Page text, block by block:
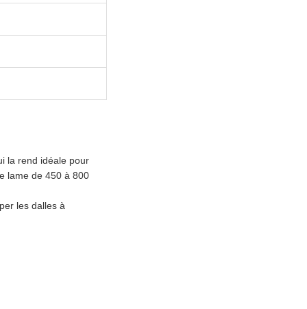
la rend idéale pour
lame de 450 à 800
les dalles à